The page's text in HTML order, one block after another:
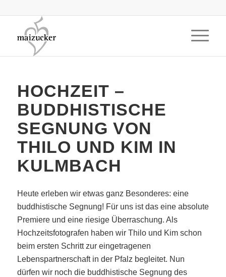
HOCHZEIT –
BUDDHISTISCHE
SEGNUNG VON
THILO UND KIM IN
KULMBACH
Heute erleben wir etwas ganz Besonderes: eine
buddhistische Segnung! Für uns ist das eine absolute
Premiere und eine riesige Überraschung. Als
Hochzeitsfotografen haben wir Thilo und Kim schon
beim ersten Schritt zur eingetragenen
Lebenspartnerschaft in der Pfalz begleitet. Nun
dürfen wir noch die buddhistische Segnung des